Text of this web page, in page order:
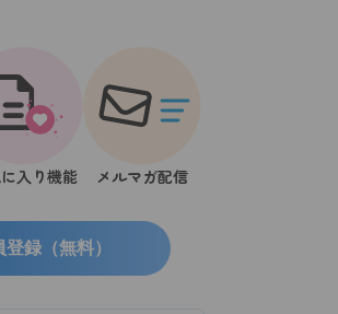
入り機能 メルマガ配信
録（無料）